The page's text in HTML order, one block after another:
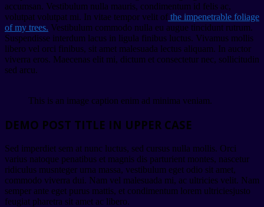
accumsan. Vestibulum nulla mauris, condimentum id felis ac,
volutpat volutpat mi. In vitae tempor velit of the impenetrable foliage
of my trees. Vestibulum commodo nulla eu augue tincidunt rutrum.
Suspendisse interdum lacus in ligula finibus luctus. Vivamus mollis
libero vel orci finibus, sit amet malesuada lectus aliquam. In auctor
viverra eros. Maecenas elit mi, dictum et consectetur nec, sollicitudin
sed arcu.
This is an image caption enim ad minima veniam.
DEMO POST TITLE IN UPPER CASE
Sed imperdiet sem at nunc luctus, sed cursus nulla mollis. Orci
varius natoque penatibus et magnis dis parturient montes, nascetur
ridiculus musnteger urna massa, vestibulum eget odio sit amet,
commodo viverra dui. Nam vel malesuada mi, ac ultricies velit. Nam
semper ante eget purus mattis, et condimentum lorem ultriciesjusto
feugiat pharetra sit amet ac libero.